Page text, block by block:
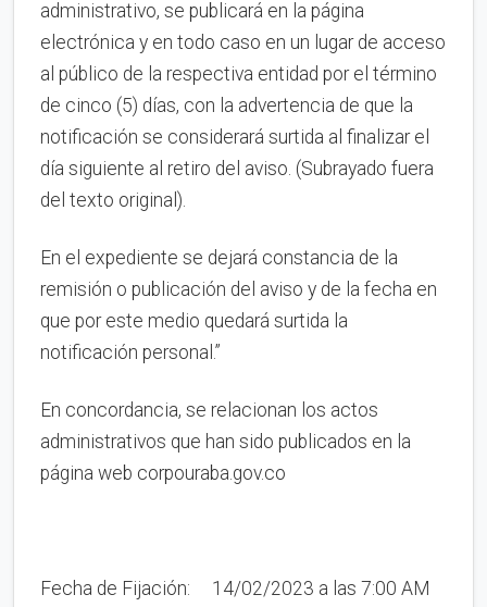
administrativo, se publicará en la página
electrónica y en todo caso en un lugar de acceso
al público de la respectiva entidad por el término
de cinco (5) días, con la advertencia de que la
notificación se considerará surtida al finalizar el
día siguiente al retiro del aviso. (Subrayado fuera
del texto original).
En el expediente se dejará constancia de la
remisión o publicación del aviso y de la fecha en
que por este medio quedará surtida la
notificación personal.”
En concordancia, se relacionan los actos
administrativos que han sido publicados en la
página web corpouraba.gov.co
Fecha de Fijación: 14/02/2023 a las 7:00 AM